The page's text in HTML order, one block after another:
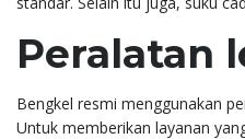
Peralatan
Bengkel resmi menggunakan
Untuk memberikan layanan